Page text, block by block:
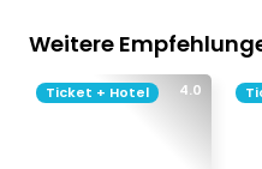
Weitere
4.0
Ticket + Hotel